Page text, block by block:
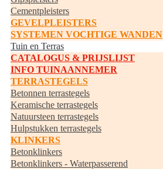
Cementpleisters
GEVELPLEISTERS
SYSTEMEN VOCHTIGE WANDEN
Tuin en Terras
CATALOGUS & PRIJSLIJST
INFO TUINAANNEMER
TERRASTEGELS
Betonnen terrastegels
Keramische terrastegels
Natuursteen terrastegels
Hulpstukken terrastegels
KLINKERS
Betonklinkers
Betonklinkers - Waterpasserend